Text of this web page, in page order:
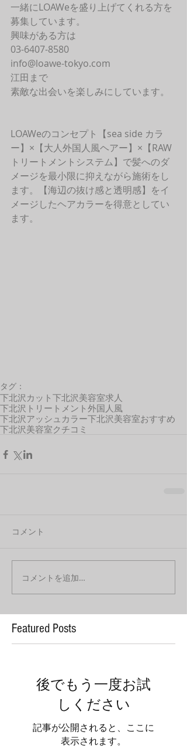
一緒にLOAWeを盛り上げてくれる方を
募集しています。
興味がある方は
03-6407-8580
info@loawe-tokyo.com
江田まで
素敵な出会いを楽しみにしています。
LOAWeのコンセプト【sea side カラ
ー】×【大人外国人風ヘアー】×【RAW
トリートメントシステム】で髪へのダ
メージを最小限に抑えながら施術をし
ます。【海辺の抜け感と透明感】をイ
メージしたヘアカラーを得意としてい
ます。
タグ：
下北沢カット 下北沢美容室求人
下北沢トリートメント 外国人風
下北沢アッシュカラー下北沢美容室おすすめ
下北沢美容室クチコミ
コメント
コメントを追加…
Featured Posts
後でもう一度お試
しください
記事が公開されると、ここに
表示されます。